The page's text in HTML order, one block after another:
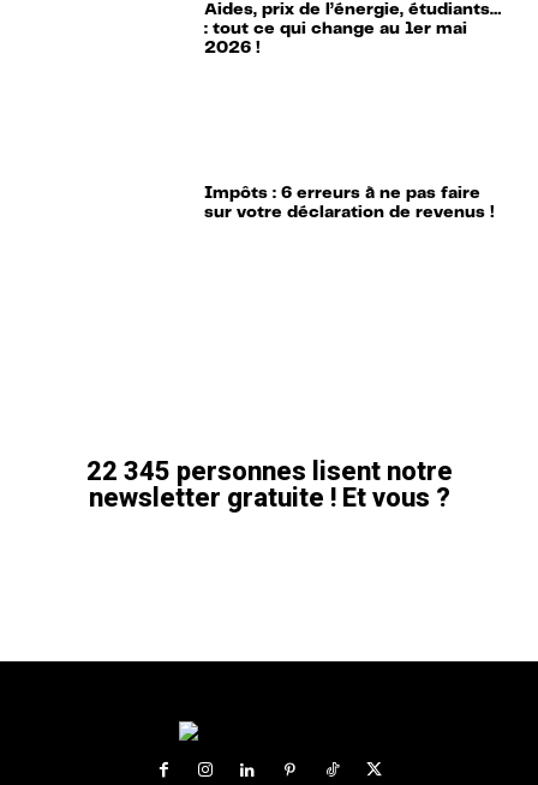
Aides, prix de l’énergie, étudiants…
: tout ce qui change au 1er mai
2026 !
Impôts : 6 erreurs à ne pas faire
sur votre déclaration de revenus !
22 345 personnes lisent notre
newsletter gratuite ! Et vous ?